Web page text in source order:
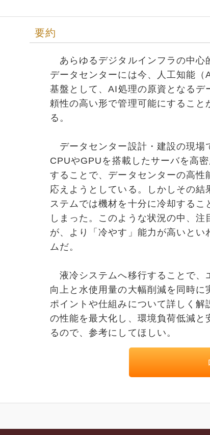
要約
あらゆるデジタルインフラの中心
データセンターには今、人工知能（
基盤として、AI処理の原資となるデ
頼性の高い形で管理可能にすること
る。
データセンター設計・建設の現場
CPUやGPUを搭載したサーバを高
することで、データセンターの高性
応えようとしている。しかしその結
ステムでは機材を十分に冷却するこ
しまった。このような状況の中、注
が、より「冷やす」能力が高いとい
ムだ。
液冷システムへ移行することで、
向上と水使用量の大幅削減を同時
ポイントや仕組みについて詳しく
の性能を最大化し、環境負荷低減
るので、参考にしてほしい。